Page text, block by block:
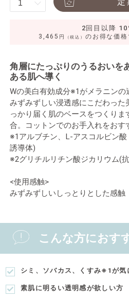
2回目以降
3,465 円 （税込） のお得な価
角層にたっぷりのうるおいを
ある肌へ導く
Wの美白有効成分※1がメラニン
みずみずしい浸透感にこだわった
っかり届く肌のベースをつくり
合。コットンでのお手入れをおす
※1アルブチン、L-アスコルビン
誘導体)
※2グリチルリチン酸ジカリウム(
<使用感触>
みずみずしいしっとりとした感触
こんな方におす
シミ、ソバカス、くすみ※1が気
素肌に明るい透明感が欲しい方